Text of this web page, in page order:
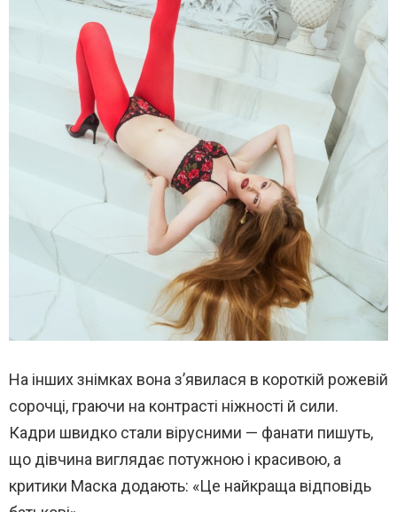
На інших знімках вона з’явилася в короткій рожевій
сорочці, граючи на контрасті ніжності й сили.
Кадри швидко стали вірусними — фанати пишуть,
що дівчина виглядає потужною і красивою, а
критики Маска додають: «Це найкраща відповідь